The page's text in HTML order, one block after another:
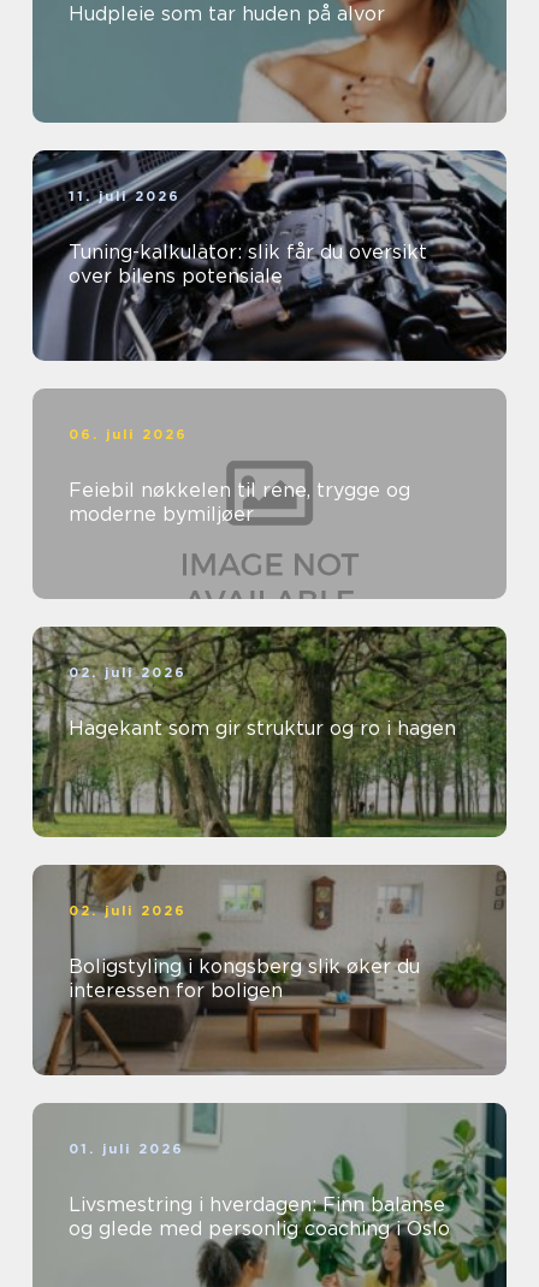
Hudpleie som tar huden på alvor
11. juli 2026
Tuning-kalkulator: slik får du oversikt
over bilens potensiale
06. juli 2026
Feiebil nøkkelen til rene, trygge og
moderne bymiljøer
02. juli 2026
Hagekant som gir struktur og ro i hagen
02. juli 2026
Boligstyling i kongsberg slik øker du
interessen for boligen
01. juli 2026
Livsmestring i hverdagen: Finn balanse
og glede med personlig coaching i Oslo